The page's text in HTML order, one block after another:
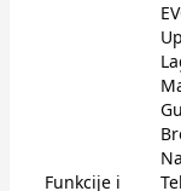
Funkcije i